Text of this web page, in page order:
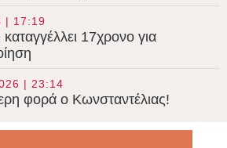
| 17:19
17χρονο για
| 23:14
φορά ο Κωνσταντέλιας!